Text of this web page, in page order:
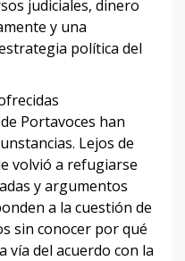
judiciales, dinero
y una
política del
Portavoces han
Lejos de
volvió a refugiarse
y argumentos
a la cuestión de
sin conocer por qué
vía del acuerdo con la